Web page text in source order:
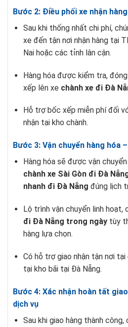
Bước 2: Điều phối xe nhận
Sau khi thống nhất chi phí,
xe đến tận nơi nhận hàng tại
Nai hoặc các tỉnh lân cận.
Hàng hóa được kiểm tra,
xếp lên xe chành xe đi Đà
Hỗ trợ bốc xếp miễn phí đối
nhận tại kho chành.
Bước 3: Vận chuyển hàng hóa
Hàng hóa sẽ được vận
chành xe Sài Gòn đi Đà
nhanh đi Đà Nẵng đúng lịch
Lộ trình vận chuyển linh hoạt,
đi Đà Nẵng trong ngàytùy
hàng lựa chọn.
Có hỗ trợ giao nhận tận nơi
tại kho bãi tại Đà Nẵng.
Bước 4: Xác nhận hoàn tất
dịch vụ
Sau khi giao hàng thành